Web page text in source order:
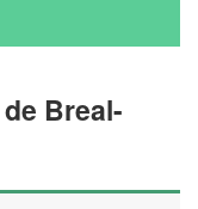
Breal-